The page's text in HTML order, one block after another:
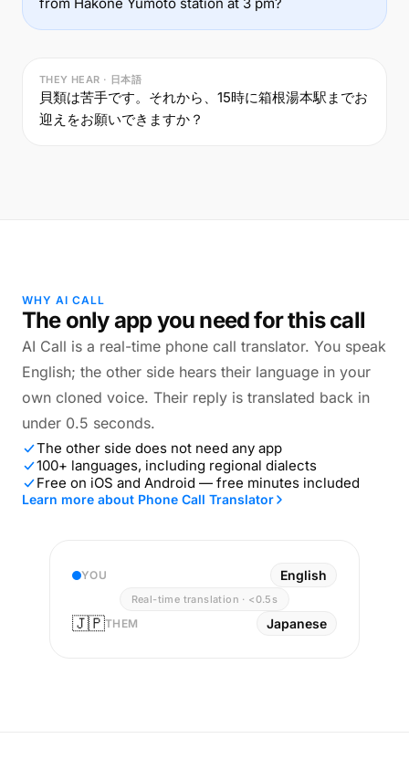
THEY HEAR · 日本語
貝類は苦手です。それから、15時に箱根湯本駅までお
迎えをお願いできますか？
WHY AI CALL
The only app you need for this call
AI Call is a real-time phone call translator. You speak
English; the other side hears their language in your
own cloned voice. Their reply is translated back in
under 0.5 seconds.
The other side does not need any app
100+ languages, including regional dialects
Free on iOS and Android — free minutes included
Learn more about Phone Call Translator
YOU English
Real-time translation · <0.5s
🇯🇵THEM Japanese